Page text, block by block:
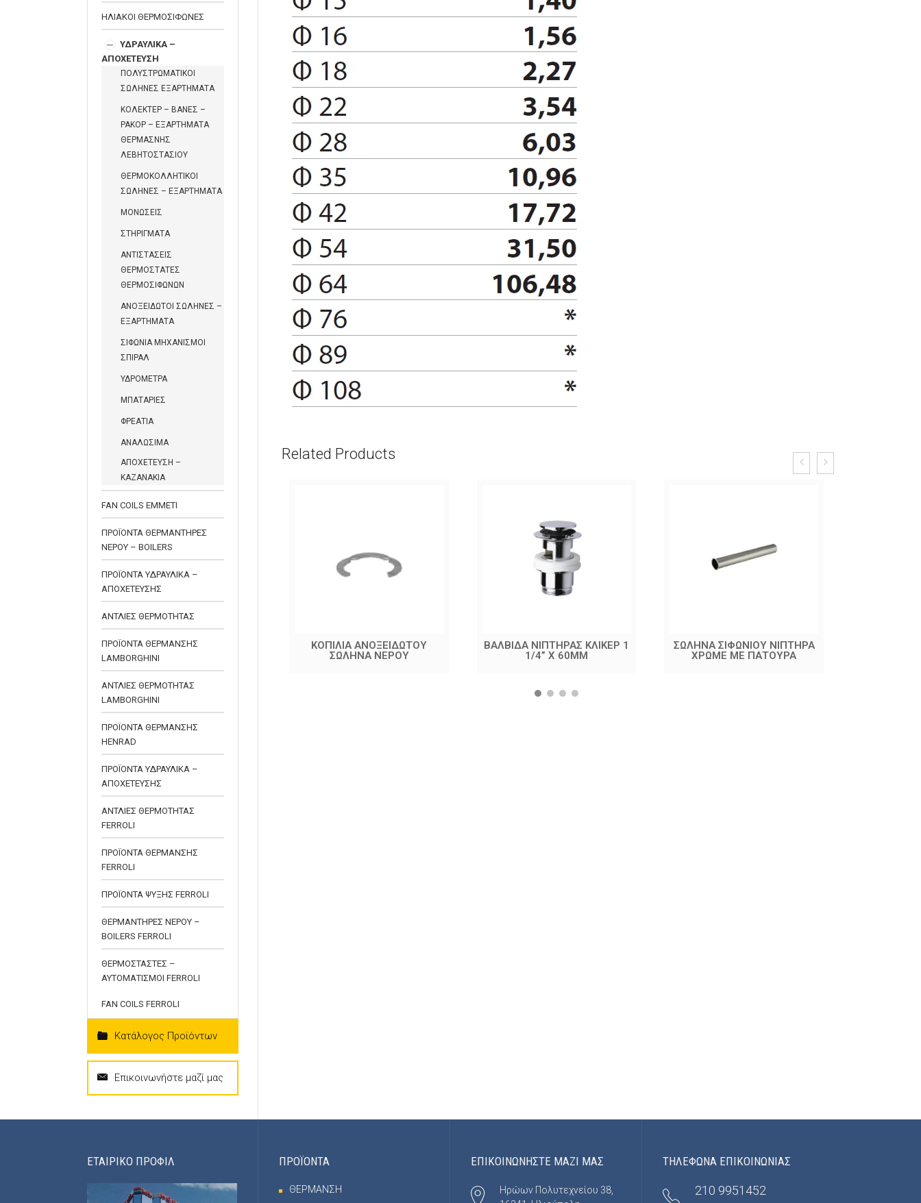
Related Products
ΣΙΦΩΝΙ ΝΙΠΤΗΡΑ ΙΣΙΟ ΠΟΤΗΡΙ
ΚΟΠΙΛΙΑ ΑΝΟΞΕΙΔΩΤΟΥ
ΣΩΛΗΝΑ ΝΕΡΟΥ
ΒΑΛΒΙΔΑ ΝΙΠΤΗΡΑΣ ΚΛΙΚΕΡ 1
1/4” X 60MM
ΣΩΛΗΝΑ ΣΙΦΩΝΙΟΥ ΝΙΠΤΗΡΑ
ΧΡΩΜΕ ΜΕ ΠΑΤΟΥΡΑ
ΗΛΙΑΚΟΙ ΘΕΡΜΟΣΙΦΩΝΕΣ
ΥΔΡΑΥΛΙΚΑ –
ΑΠΟΧΕΤΕΥΣΗ
ΠΟΛΥΣΤΡΩΜΑΤΙΚΟΙ
ΣΩΛΗΝΕΣ ΕΞΑΡΤΗΜΑΤΑ
ΚΟΛΕΚΤΕΡ – ΒΑΝΕΣ –
ΡΑΚΟΡ – ΕΞΑΡΤΗΜΑΤΑ
ΘΕΡΜΑΣΝΗΣ
ΛΕΒΗΤΟΣΤΑΣΙΟΥ
ΘΕΡΜΟΚΟΛΛΗΤΙΚΟΙ
ΣΩΛΗΝΕΣ – ΕΞΑΡΤΗΜΑΤΑ
ΜΟΝΩΣΕΙΣ
ΣΤΗΡΙΓΜΑΤΑ
ΑΝΤΙΣΤΑΣΕΙΣ
ΘΕΡΜΟΣΤΑΤΕΣ
ΘΕΡΜΟΣΙΦΩΝΩΝ
ΑΝΟΞΕΙΔΩΤΟΙ ΣΩΛΗΝΕΣ –
ΕΞΑΡΤΗΜΑΤΑ
ΣΙΦΩΝΙΑ ΜΗΧΑΝΙΣΜΟΙ
ΣΠΙΡΑΛ
ΥΔΡΟΜΕΤΡΑ
ΜΠΑΤΑΡΙΕΣ
ΦΡΕΑΤΙΑ
ΑΝΑΛΩΣΙΜΑ
ΑΠΟΧΕΤΕΥΣΗ –
ΚΑΖΑΝΑΚΙΑ
FAN COILS EMMETI
ΠΡΟΪΟΝΤΑ ΘΕΡΜΑΝΤΗΡΕΣ
ΝΕΡΟΥ – BOILERS
ΠΡΟΪΟΝΤΑ ΥΔΡΑΥΛΙΚΑ –
ΑΠΟΧΕΤΕΥΣΗΣ
ΑΝΤΛΙΕΣ ΘΕΡΜΟΤΗΤΑΣ
ΠΡΟΪΟΝΤΑ ΘΕΡΜΑΝΣΗΣ
LAMBORGHINI
ΑΝΤΛΙΕΣ ΘΕΡΜΟΤΗΤΑΣ
LAMBORGHINI
ΠΡΟΪΟΝΤΑ ΘΕΡΜΑΝΣΗΣ
HENRAD
ΠΡΟΪΟΝΤΑ ΥΔΡΑΥΛΙΚΑ –
ΑΠΟΧΕΤΕΥΣΗΣ
ΑΝΤΛΙΕΣ ΘΕΡΜΟΤΗΤΑΣ
FERROLI
ΠΡΟΪΟΝΤΑ ΘΕΡΜΑΝΣΗΣ
FERROLI
ΠΡΟΪΟΝΤΑ ΨΥΞΗΣ FERROLI
ΘΕΡΜΑΝΤΗΡΕΣ ΝΕΡΟΥ –
BOILERS FERROLI
ΘΕΡΜΟΣΤΑΣΤΕΣ –
ΑΥΤΟΜΑΤΙΣΜΟΙ FERROLI
FAN COILS FERROLI
Κατάλογος Προϊόντων
Επικοινωνήστε μαζί μας
ΕΤΑΙΡΙΚΟ ΠΡΟΦΙΛ ΠΡΟΪΟΝΤΑ
ΘΕΡΜΑΝΣΗ
ΕΠΙΚΟΙΝΩΝΗΣΤΕ ΜΑΖΙ ΜΑΣ
Ηρώων Πολυτεχνείου 38,
ΤΗΛΕΦΩΝΑ ΕΠΙΚΟΙΝΩΝΙΑΣ
210 9951452